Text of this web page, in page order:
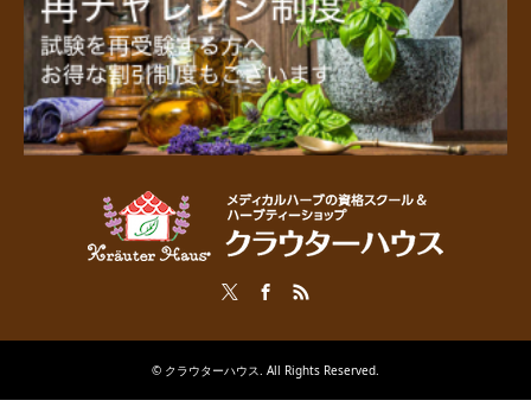
© クラウターハウス . All Rights Reserved.